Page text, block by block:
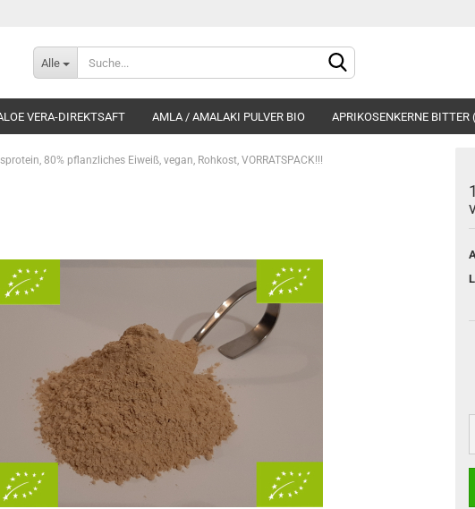
Alle
VERA-DIREKTSAFT AMLA / AMALAKI PULVER BIO APRIKOSENKERNE BITTER
80% pflanzliches Eiweiß, vegan, Rohkost, VORRATSPACK!!!